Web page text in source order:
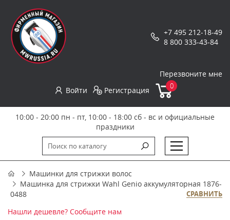
+7 495 212-18-49
8 800 333-43-84
Перезвоните мне
Войти
Регистрация 0
10:00 - 20:00 пн - пт, 10:00 - 18:00 сб - вс и официальные
праздники
Машинки для стрижки волос
Машинка для стрижки Wahl Genio аккумуляторная 1876-
0488
СРАВНИТЬ
Нашли дешевле? Сообщите нам